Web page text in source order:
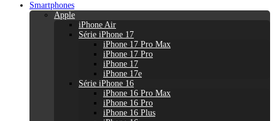
Smartphones
Apple
iPhone Air
Série iPhone 17
iPhone 17 Pro Max
iPhone 17 Pro
iPhone 17
iPhone 17e
Série iPhone 16
iPhone 16 Pro Max
iPhone 16 Pro
iPhone 16 Plus